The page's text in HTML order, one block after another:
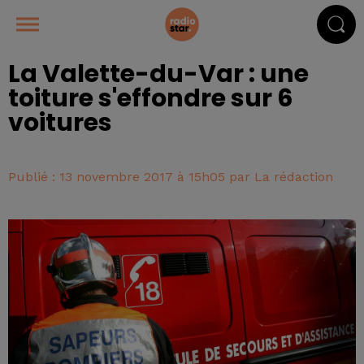
La Valette-du-Var : une
toiture s'effondre sur 6
voitures
Publié : 13 novembre 2017 à 15h05 par La rédaction